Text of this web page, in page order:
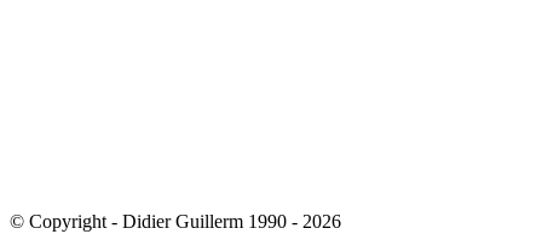
© Copyright - Didier Guillerm 1990 - 2026